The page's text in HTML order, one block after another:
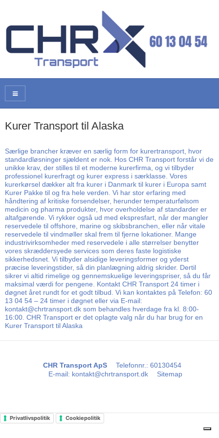
Kurer Transport til Alaska
Særlige brancher kræver en særlig form for kurertransport, hvor
standardløsninger sjældent er nok. Hos CHR Transport forstår vi de
unikke krav, der stilles til et moderne kurerfirma, og vi tilbyder
professionel kurerfragt og kurer express i særklasse. Vores
kurerkørsel dækker alt fra kurer i Danmark til kurer i Europa samt
Kurer Pakke til og fra hele verden. Vi har stor erfaring med
håndtering af kritiske forsendelser, herunder temperaturfølsom
medicin og pharma produkter, hvor overholdelse af standarder er
altafgørende. Vi rykker også ud med ekspresfart, når der mangler
reservedele til offshore, marine og skibsbranchen, eller når vitale
reservedele til vindmøller skal frem til fjerne lokationer. Mange
industrivirksomheder med reservedele i alle størrelser benytter
vores skræddersyede services som deres faste logistiske
sikkerhedsnet. Vi tilbyder alsidige leveringsformer og yderst
præcise leveringstider, så din planlægning aldrig skrider. Dertil
sikrer vi altid rimelige og gennemskuelige leveringspriser, så du får
maksimal værdi for pengene. Kontakt CHR Transport 24 timer i
døgnet året rundt for et godt tilbud. Vi kan kontaktes på Telefon: 60
13 04 54 – 24 timer i døgnet eller via E-mail:
kontakt@chrtransport.dk som behandles hverdage fra kl. 8:00-
16:00. CHR Transport er det oplagte valg når du har brug for en
Kurer Transport til Alaska
CHR Transport ApS Telefonnr.: 60130454
E-mail: kontakt@chrtransport.dk Sitemap
Privatlivspolitik Cookiepolitik